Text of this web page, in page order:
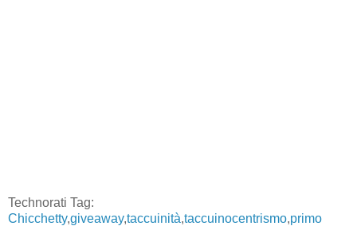
Technorati Tag:
Chicchetty,giveaway,taccuinità,taccuinocentrismo,primo